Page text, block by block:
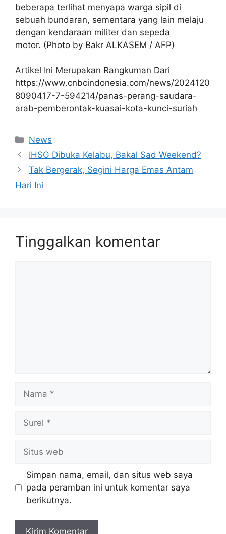
beberapa terlihat menyapa warga sipil di
sebuah bundaran, sementara yang lain melaju
dengan kendaraan militer dan sepeda
motor. (Photo by Bakr ALKASEM / AFP)
Artikel Ini Merupakan Rangkuman Dari
https://www.cnbcindonesia.com/news/2024120
8090417-7-594214/panas-perang-saudara-
arab-pemberontak-kuasai-kota-kunci-suriah
Kategori
News
IHSG Dibuka Kelabu, Bakal Sad Weekend?
Tak Bergerak, Segini Harga Emas Antam
Hari Ini
Tinggalkan komentar
Nama
Surel
Situs
web
Simpan nama, email, dan situs web saya
pada peramban ini untuk komentar saya
berikutnya.